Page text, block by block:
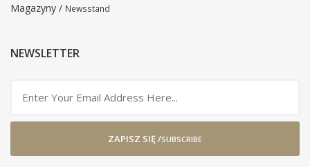
Magazyny / Newsstand
NEWSLETTER
ZAPISZ SIĘ /SUBSCRIBE